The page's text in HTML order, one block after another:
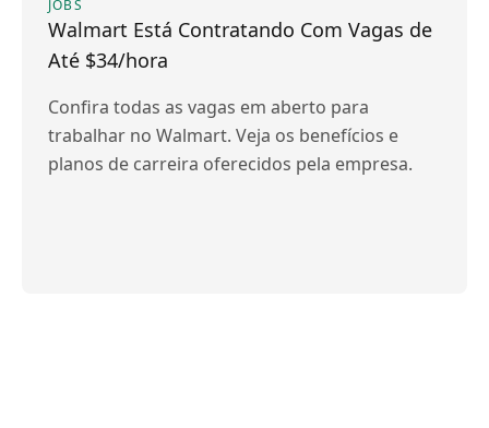
JOBS
Walmart Está Contratando Com Vagas de
Até $34/hora
Confira todas as vagas em aberto para
trabalhar no Walmart. Veja os benefícios e
planos de carreira oferecidos pela empresa.